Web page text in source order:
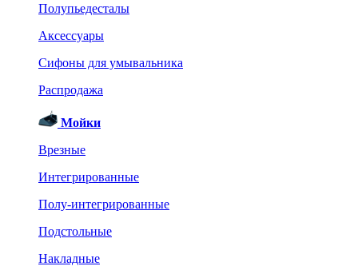
Полупьедесталы
Аксессуары
Сифоны для умывальника
Распродажа
Мойки
Врезные
Интегрированные
Полу-интегрированные
Подстольные
Накладные